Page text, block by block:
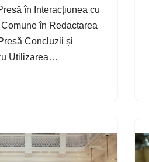
în Interacțiunea cu
în Redactarea
Concluzii și
Utilizarea…